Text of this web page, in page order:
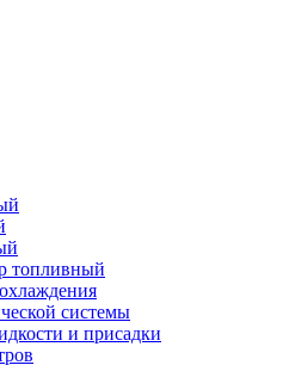
топливный
системы
и присадки